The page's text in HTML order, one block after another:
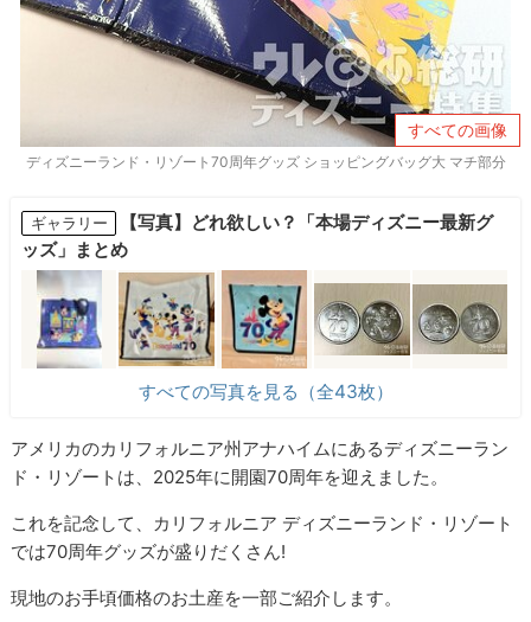
すべての画像
ディズニーランド・リゾート70周年グッズ ショッピングバッグ大 マチ部分
ギャラリー
【写真】どれ欲しい？「本場ディズニー最新グ
ッズ」まとめ
すべての写真を見る（全43枚）
アメリカのカリフォルニア州アナハイムにあるディズニーラン
ド・リゾートは、2025年に開園70周年を迎えました。
これを記念して、カリフォルニア ディズニーランド・リゾート
では70周年グッズが盛りだくさん!
現地のお手頃価格のお土産を一部ご紹介します。